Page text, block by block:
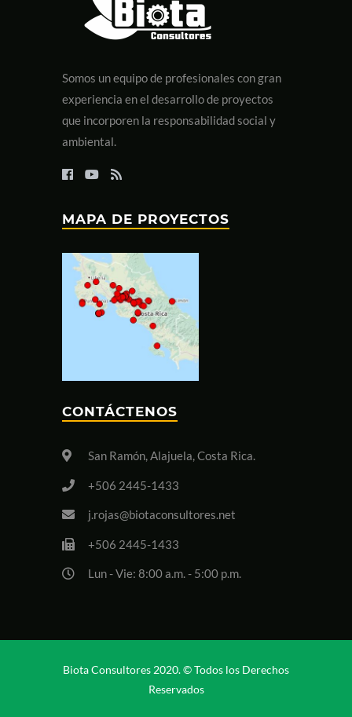
Somos un equipo de profesionales con gran
experiencia en el desarrollo de proyectos
que incorporen la responsabilidad social y
ambiental.
MAPA DE PROYECTOS
CONTÁCTENOS
San Ramón, Alajuela, Costa Rica.
+506 2445-1433
j.rojas@biotaconsultores.net
+506 2445-1433
Lun - Vie: 8:00 a.m. - 5:00 p.m.
Biota Consultores 2020. © Todos los Derechos
Reservados